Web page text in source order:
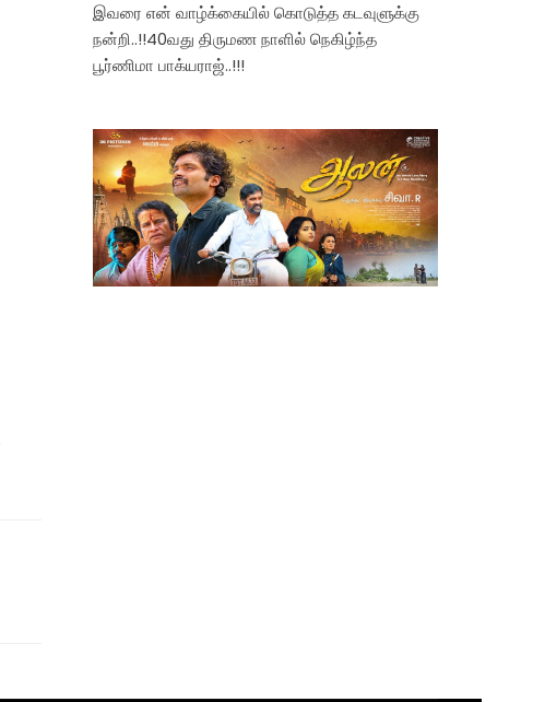
இவரை என் வாழ்க்கையில் கொடுத்த கடவுளுக்கு
நன்றி..!!40வது திருமண நாளில் நெகிழ்ந்த
பூர்ணிமா பாக்யராஜ்..!!!